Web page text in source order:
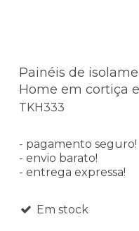
Painéis de
Home em cortiça
TKH333
- pagamento seguro!
- envio barato!
- entrega expressa!
Em stock